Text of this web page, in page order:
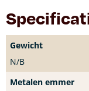
Gewicht
N/B
Metalen emmer